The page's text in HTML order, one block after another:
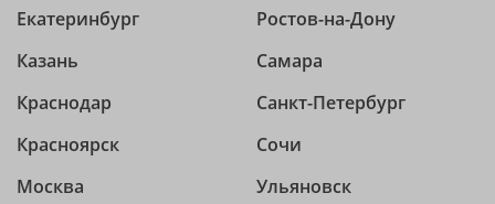
Екатеринбург
Казань
Краснодар
Красноярск
Москва
Ростов-на-Дону
Самара
Санкт-Петербург
Сочи
Ульяновск